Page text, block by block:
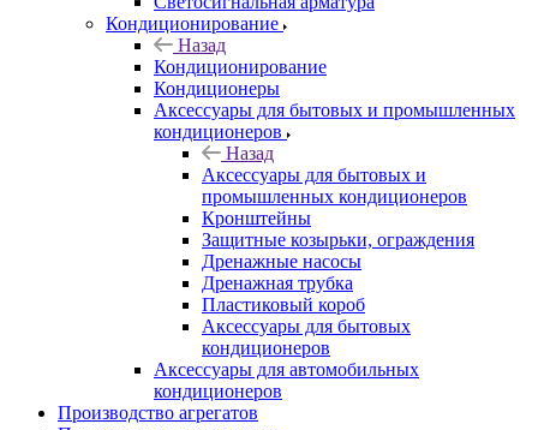
Кондиционирование
Назад
Кондиционирование
Кондиционеры
Аксессуары для бытовых и промышленных
кондиционеров
Назад
Аксессуары для бытовых и
промышленных кондиционеров
Кронштейны
Защитные козырьки, ограждения
Дренажные насосы
Дренажная трубка
Пластиковый короб
Аксессуары для бытовых
кондиционеров
Аксессуары для автомобильных
кондиционеров
Производство агрегатов